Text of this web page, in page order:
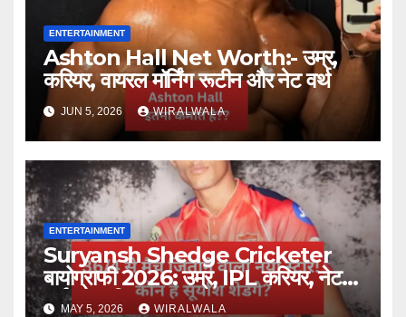
ENTERTAINMENT
Ashton Hall Net Worth:- उम्र,
करियर, वायरल मॉर्निंग रूटीन और नेट वर्थ
JUN 5, 2026 WIRALWALA
ENTERTAINMENT
Suryansh Shedge Cricketer
बायोग्राफी 2026: उम्र, IPL करियर, नेट
वर्थ और परिवार
MAY 5, 2026 WIRALWALA